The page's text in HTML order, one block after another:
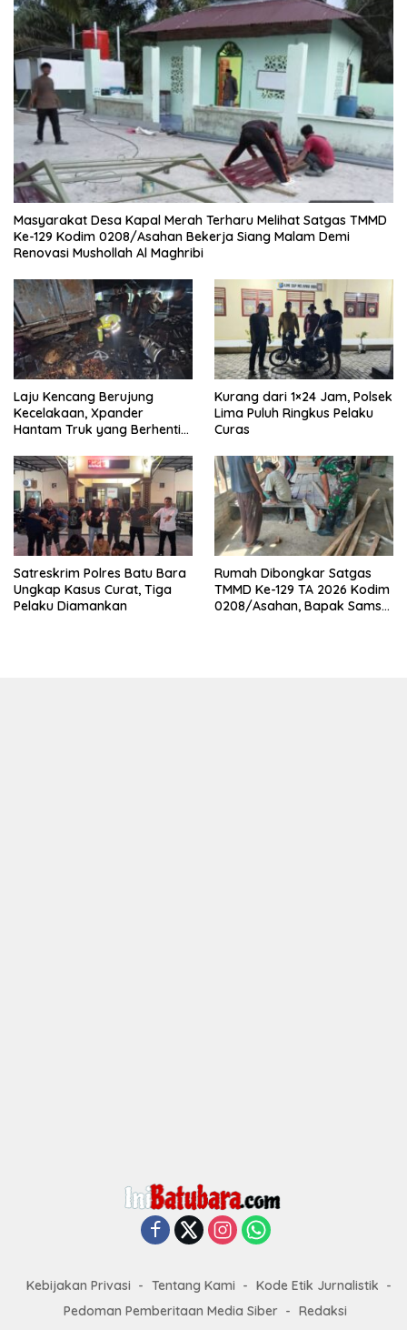
Masyarakat Desa Kapal Merah Terharu Melihat Satgas TMMD
Ke-129 Kodim 0208/Asahan Bekerja Siang Malam Demi
Renovasi Mushollah Al Maghribi
Laju Kencang Berujung
Kecelakaan, Xpander
Hantam Truk yang Berhenti
Kurang dari 1×24 Jam, Polsek
Lima Puluh Ringkus Pelaku
Curas
Satreskrim Polres Batu Bara
Ungkap Kasus Curat, Tiga
Pelaku Diamankan
Rumah Dibongkar Satgas
TMMD Ke-129 TA 2026 Kodim
0208/Asahan, Bapak Samsul
Kebijakan Privasi Tentang Kami
Kode Etik Jurnalistik
Pedoman Pemberitaan Media Siber
Redaksi